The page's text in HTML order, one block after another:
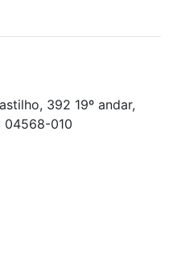
392 19º andar,
04568-010